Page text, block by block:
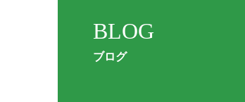
BLOG
ブログ